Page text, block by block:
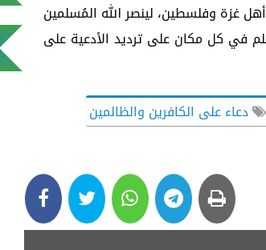
غزة وفلسطين، لينصر الله المُسلمين
في كل مكان على ترديد الأدعية على
دعاء على الكافرين والظالمين